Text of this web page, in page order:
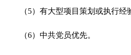
（5）有大型项目策划或执行经
（6）中共党员优先。